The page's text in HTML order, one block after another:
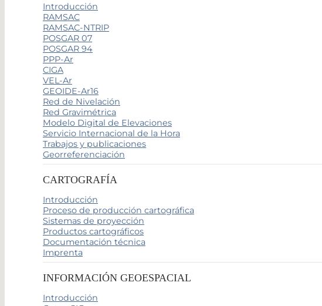
Introducción
RAMSAC
RAMSAC-NTRIP
POSGAR 07
POSGAR 94
PPP-Ar
CIGA
VEL-Ar
GEOIDE-Ar16
Red de Nivelación
Red Gravimétrica
Modelo Digital de Elevaciones
Servicio Internacional de la Hora
Trabajos y publicaciones
Georreferenciación
CARTOGRAFÍA
Introducción
Proceso de producción cartográfica
Sistemas de proyección
Productos cartográficos
Documentación técnica
Imprenta
INFORMACIÓN GEOESPACIAL
Introducción